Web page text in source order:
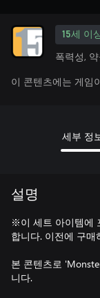
15세 이
폭력성,
이 콘텐츠에는 게임
세부 정
설명
※이 세트 아이템에
합니다. 이전에 구
본 콘텐츠로
니다.